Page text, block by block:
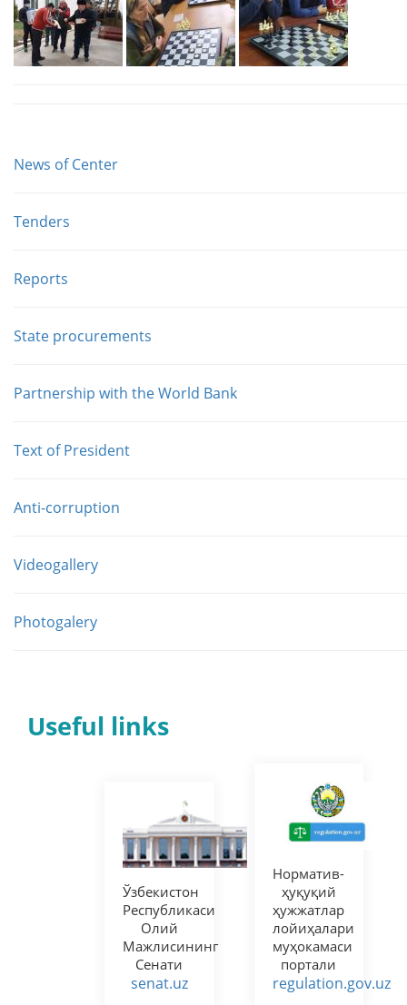
News of Center
Tenders
Reports
State procurements
Partnership with the World Bank
Text of President
Anti-corruption
Videogallery
Photogalery
Useful links
Ўзбекистон
Республикаси
Олий
Мажлисининг
Сенати
senat.uz
Норматив-
ҳуқуқий
ҳужжатлар
лойиҳалари
муҳокамаси
портали
regulation.gov.uz